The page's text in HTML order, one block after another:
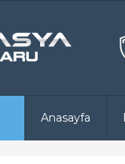
Anasayfa